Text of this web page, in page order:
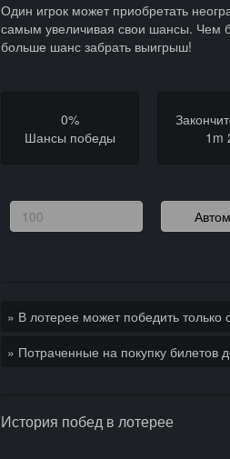
Один игрок может приобретать
самым увеличивая свои шансы. Чем
больше шанс забрать выигрыш!
0%
Шансы победы
1m
» В лотерее может победить только
» Потраченные на покупку билетов
История побед в лотерее